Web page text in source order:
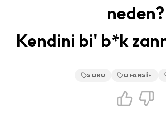
neden?
Kendini bi' b*k
SORU OFANSIF